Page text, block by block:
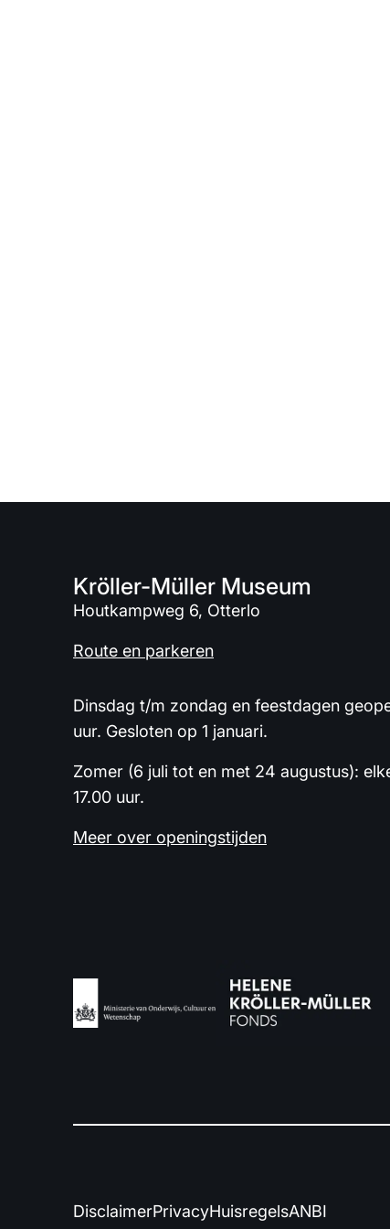
Kröller-Müller Museum
Houtkampweg 6, Otterlo
Route en parkeren
Dinsdag t/m zondag en feestdagen
uur. Gesloten op 1 januari.
Zomer (6 juli tot en met 24 augustus):
17.00 uur.
Meer over openingstijden
DisclaimerPrivacyHuisregelsANBI